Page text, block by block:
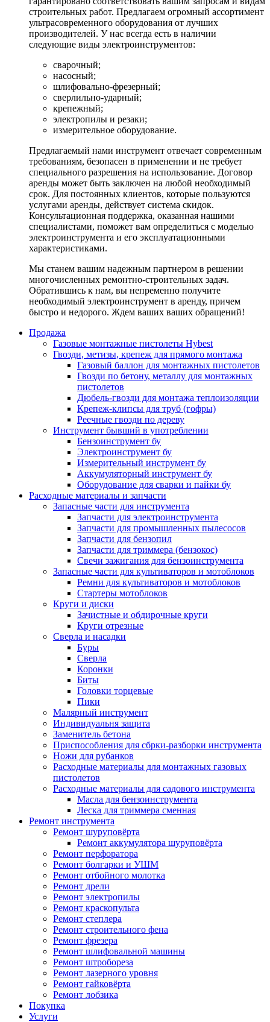
строительных работ. Предлагаем огромный ассортимент
ультрасовременного оборудования от лучших
производителей. У нас всегда есть в наличии
следующие виды электроинструментов:
сварочный;
насосный;
шлифовально-фрезерный;
сверлильно-ударный;
крепежный;
электропилы и резаки;
измерительное оборудование.
Предлагаемый нами инструмент отвечает современным
требованиям, безопасен в применении и не требует
специального разрешения на использование. Договор
аренды может быть заключен на любой необходимый
срок. Для постоянных клиентов, которые пользуются
услугами аренды, действует система скидок.
Консультационная поддержка, оказанная нашими
специалистами, поможет вам определиться с моделью
электроинструмента и его эксплуатационными
характеристиками.
Мы станем вашим надежным партнером в решении
многочисленных ремонтно-строительных задач.
Обратившись к нам, вы непременно получите
необходимый электроинструмент в аренду, причем
быстро и недорого. Ждем ваших ваших обращений!
Продажа
Газовые монтажные пистолеты Hybest
Гвозди, метизы, крепеж для прямого монтажа
Газовый баллон для монтажных пистолетов
Гвозди по бетону, металлу для монтажных
пистолетов
Дюбель-гвозди для монтажа теплоизоляции
Крепеж-клипсы для труб (гофры)
Реечные гвозди по дереву
Инструмент бывший в употреблении
Бензоинструмент бу
Электроинструмент бу
Измерительный инструмент бу
Аккумуляторный инструмент бу
Оборудование для сварки и пайки бу
Расходные материалы и запчасти
Запасные части для инструмента
Запчасти для электроинструмента
Запчасти для промышленных пылесосов
Запчасти для бензопил
Запчасти для триммера (бензокос)
Свечи зажигания для бензоинструмента
Запасные части для культиваторов и мотоблоков
Ремни для культиваторов и мотоблоков
Стартеры мотоблоков
Круги и диски
Зачистные и обдирочные круги
Круги отрезные
Сверла и насадки
Буры
Сверла
Коронки
Биты
Головки торцевые
Пики
Малярный инструмент
Индивидуальня защита
Заменитель бетона
Приспособления для сбрки-разборки инструмента
Ножи для рубанков
Расходные материалы для монтажных газовых
пистолетов
Расходные материалы для садового инструмента
Масла для бензоинструмента
Леска для триммера сменная
Ремонт инструмента
Ремонт шуруповёрта
Ремонт аккумулятора шуруповёрта
Ремонт перфоратора
Ремонт болгарки и УШМ
Ремонт отбойного молотка
Ремонт дрели
Ремонт электропилы
Ремонт краскопульта
Ремонт степлера
Ремонт строительного фена
Ремонт фрезера
Ремонт шлифовальной машины
Ремонт штробореза
Ремонт лазерного уровня
Ремонт гайковёрта
Ремонт лобзика
Покупка
Услуги